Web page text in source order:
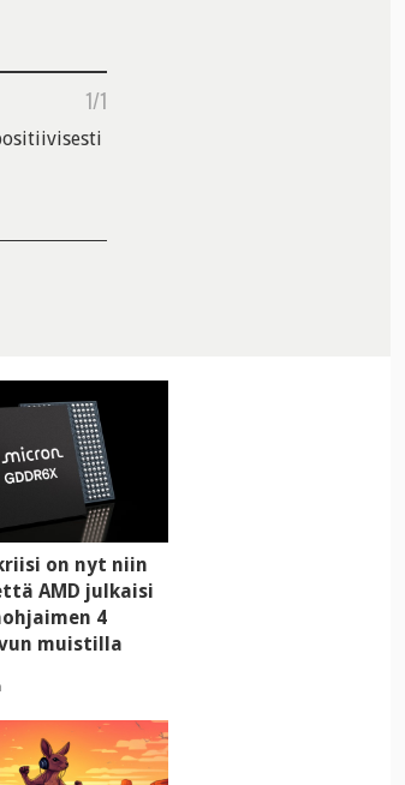
1/1
on nyt niin
AMD julkaisi
4
muistilla